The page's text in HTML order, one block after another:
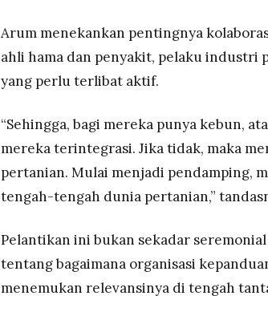
Arum menekankan pentingnya
ahli hama dan penyakit, pelaku industri
yang perlu terlibat aktif.
“Sehingga, bagi mereka punya kebun,
mereka terintegrasi. Jika tidak, maka
pertanian. Mulai menjadi pendamping,
tengah-tengah dunia pertanian,”
Pelantikan ini bukan sekadar
tentang bagaimana organisasi
menemukan relevansinya di tengah